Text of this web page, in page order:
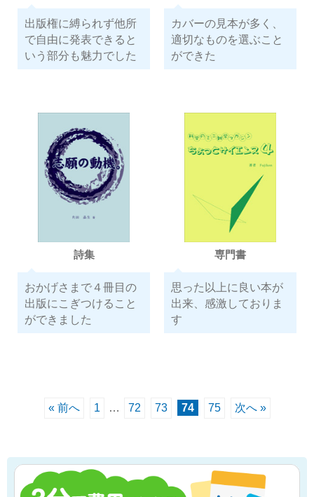
出版権に縛られず他所
で自由に発表できると
いう部分も魅力でした
カバーの見本が多く、
適切なものを選ぶこと
ができた
詩集
おかげさまで４冊目の
出版にこぎつけること
ができました
専門書
思った以上に良い本が
出来、感激しておりま
す
« 前へ 1 … 72 73 74 75 次へ »